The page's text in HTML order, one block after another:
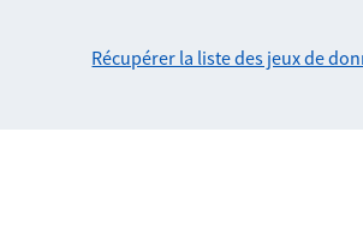
Récupérer la liste des jeux de